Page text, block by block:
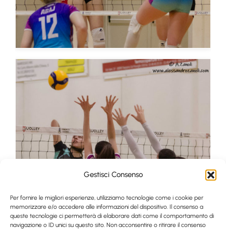
Gestisci Consenso
Per fornire le migliori esperienze, utilizziamo tecnologie come i cookie per
memorizzare e/o accedere alle informazioni del dispositivo. Il consenso a
queste tecnologie ci permetterà di elaborare dati come il comportamento di
navigazione o ID unici su questo sito. Non acconsentire o ritirare il consenso